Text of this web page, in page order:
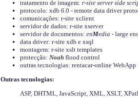
tratamento de imagem: r-site server side
protocolo: xdb 6.0 - remote data driver
comunicações: r-site xclient
servidor de dados: r-site xserver
servidor de documentos: enMedia - large
data driver: r-site xdb e xsql
montagem: r-site xslt templates
protecção: Noahflood control
outras tecnologias: rentacar-online WebApp
Outras tecnologias:
ASP, DHTML, JavaScript, XML, XSLT,